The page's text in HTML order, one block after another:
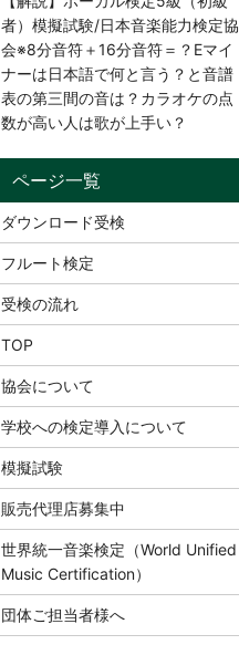
者）模擬試験/日本音楽能力検定協
会※8分音符＋16分音符＝？Eマイ
ナーは日本語で何と言う？と音譜
表の第三間の音は？カラオケの点
数が高い人は歌が上手い？
ダウンロード受検
フルート検定
受検の流れ
TOP
協会について
学校への検定導入について
模擬試験
販売代理店募集中
世界統一音楽検定（World Unified
Music Certification）
団体ご担当者様へ